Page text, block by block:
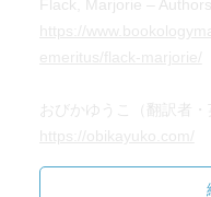
Flack, Marjorie –
おびかゆうこ（翻訳者・
子ねずみウォルターは